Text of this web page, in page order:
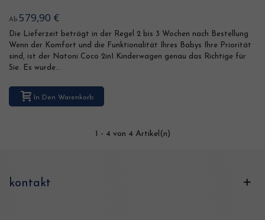
Ab 579,90 €
Die Lieferzeit beträgt in der Regel 2 bis 3 Wochen nach Bestellung
Wenn der Komfort und die Funktionalität Ihres Babys Ihre Priorität
sind, ist der Natoni Coco 2in1 Kinderwagen genau das Richtige für
Sie. Es wurde...
In Den Warenkorb
1 - 4 von 4 Artikel(n)
kontakt